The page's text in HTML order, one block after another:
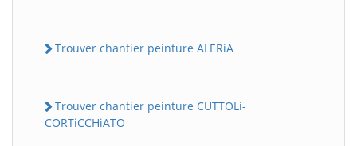
Trouver chantier peinture ALERiA
Trouver chantier peinture CUTTOLi-
CORTiCCHiATO